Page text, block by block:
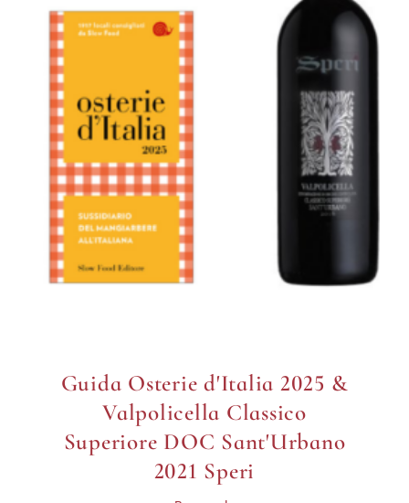
Guida Osterie d'Italia 2025 &
Soave Classico DOC 2023
Gini
Box regalo